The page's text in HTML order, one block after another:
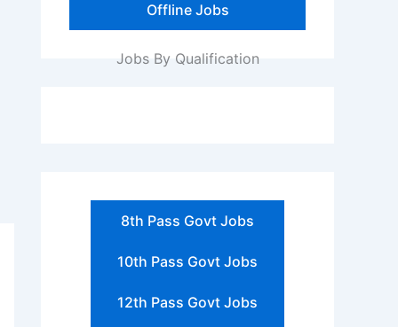
Offline Jobs
Jobs By Qualification
8th Pass Govt Jobs
10th Pass Govt Jobs
12th Pass Govt Jobs